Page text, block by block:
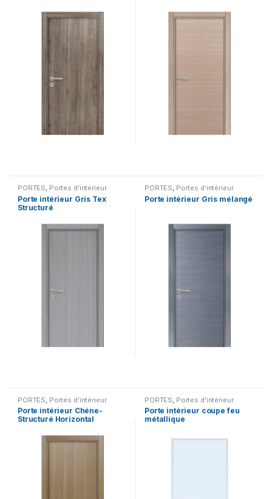
PORTES, Portes d'intérieur
Porte intérieur Gris Tex
Structuré
PORTES, Portes d'intérieur
Porte intérieur Gris mélangé
PORTES Portes d'intérieur
Porte intérieur Chéne-
Structuré Horizontal
PORTES Portes d'intérieur
Porte intérieur coupe feu
métallique